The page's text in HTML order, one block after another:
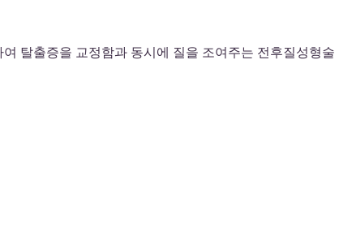
탈출증을 교정함과 동시에 질을 조여주는 전후질성형술